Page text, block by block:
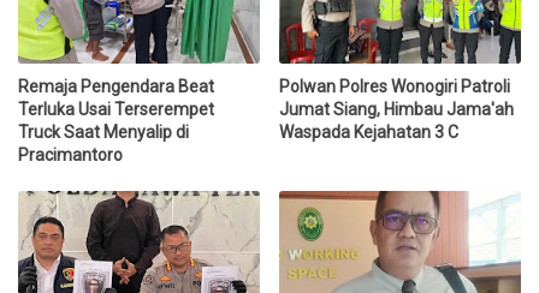
Remaja Pengendara Beat
Terluka Usai Terserempet
Truck Saat Menyalip di
Pracimantoro
Polwan Polres Wonogiri Patroli
Jumat Siang, Himbau Jama'ah
Waspada Kejahatan 3 C